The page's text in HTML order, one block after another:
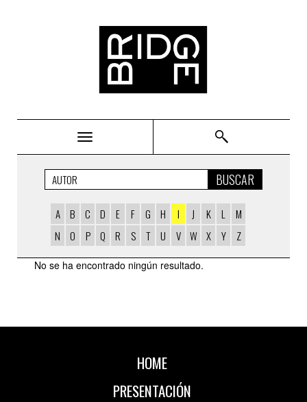
BUSCAR
A B C D E F G H I J K L
M
N
O P Q R S T U V W X Y Z
AUTORS
No se ha encontrado ningún resultado.
HOME
PRESENTACIÓN